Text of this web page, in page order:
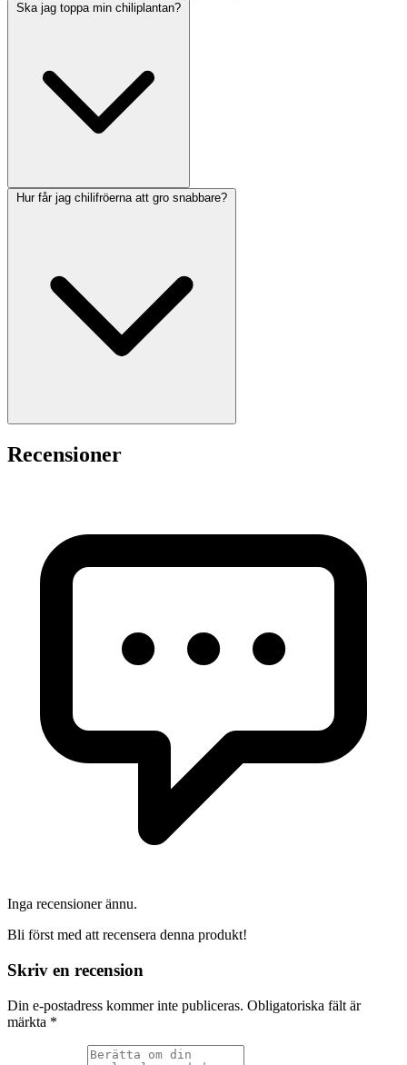
Ska jag toppa min chiliplantan?
Hur får jag chilifröerna att gro snabbare?
Recensioner
Inga recensioner ännu.
Bli först med att recensera denna produkt!
Skriv en recension
Din e-postadress kommer inte publiceras. Obligatoriska fält är
märkta *